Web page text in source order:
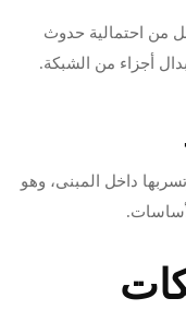
من احتمالية حدوث
أجزاء من الشبكة.
داخل المبنى، وهو